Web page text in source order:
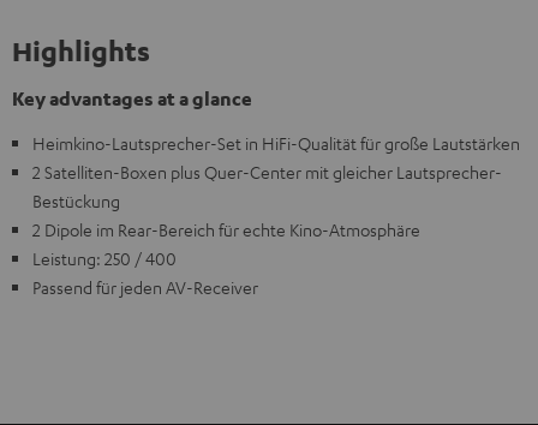
Highlights
Key advantages at a glance
Heimkino-Lautsprecher-Set in HiFi-Qualität für große Lautstärken
2 Satelliten-Boxen plus Quer-Center mit gleicher Lautsprecher-
Bestückung
2 Dipole im Rear-Bereich für echte Kino-Atmosphäre
Leistung: 250 / 400
Passend für jeden AV-Receiver